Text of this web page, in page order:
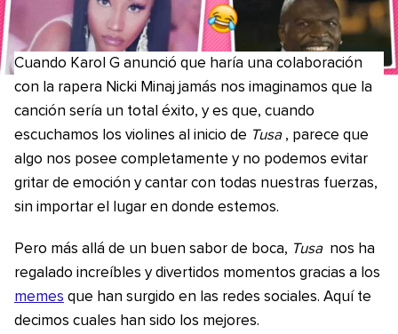
Cuando Karol G anunció que haría una colaboración
con la rapera Nicki Minaj jamás nos imaginamos que la
canción sería un total éxito, y es que, cuando
escuchamos los violines al inicio de Tusa , parece que
algo nos posee completamente y no podemos evitar
gritar de emoción y cantar con todas nuestras fuerzas,
sin importar el lugar en donde estemos.
Pero más allá de un buen sabor de boca, Tusa nos ha
regalado increíbles y divertidos momentos gracias a los
memes que han surgido en las redes sociales. Aquí te
decimos cuales han sido los mejores.